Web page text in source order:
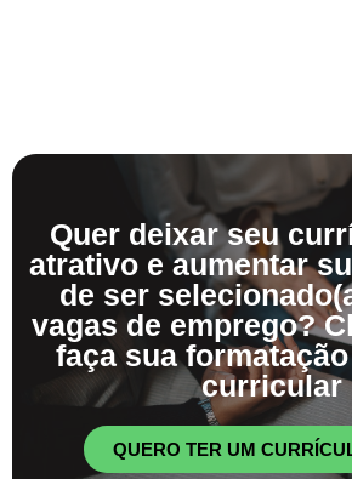
Quer deixar seu
atrativo e aumentar
de ser
vagas de emprego?
faça sua
curricular
QUERO TER UM